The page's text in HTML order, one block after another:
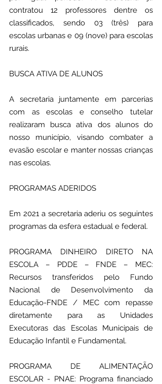
contratou 12 professores dentre os
classificados, sendo 03 (três) para
escolas urbanas e 09 (nove) para escolas
rurais.
BUSCA ATIVA DE ALUNOS
A secretaria juntamente em parcerias
com as escolas e conselho tutelar
realizaram busca ativa dos alunos do
nosso município, visando combater a
evasão escolar e manter nossas crianças
nas escolas.
PROGRAMAS ADERIDOS
Em 2021 a secretaria aderiu os seguintes
programas da esfera estadual e federal.
PROGRAMA DINHEIRO DIRETO NA
ESCOLA – PDDE – FNDE – MEC:
Recursos transferidos pelo Fundo
Nacional de Desenvolvimento da
Educação-FNDE / MEC com repasse
diretamente para as Unidades
Executoras das Escolas Municipais de
Educação Infantil e Fundamental.
PROGRAMA DE ALIMENTAÇÃO
ESCOLAR - PNAE: Programa financiado